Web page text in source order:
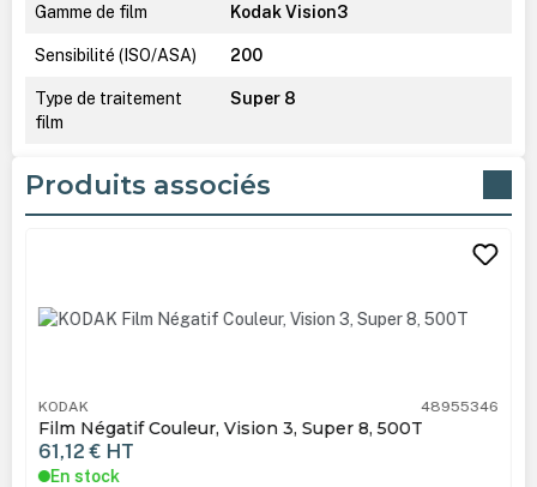
Gamme de film Kodak Vision3
Sensibilité (ISO/ASA) 200
Type de traitement
film
Super 8
Produits associés
KODAK 48955346
Film Négatif Couleur, Vision 3, Super 8, 500T
61,12 € HT
En stock